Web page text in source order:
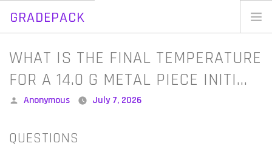
GRADEPACK
Skip
content
WHAT IS THE FINAL TEMPERATURE
FOR A 14.0 G METAL PIECE INITI…
Posted
Anonymous July 7, 2026
QUESTIONS